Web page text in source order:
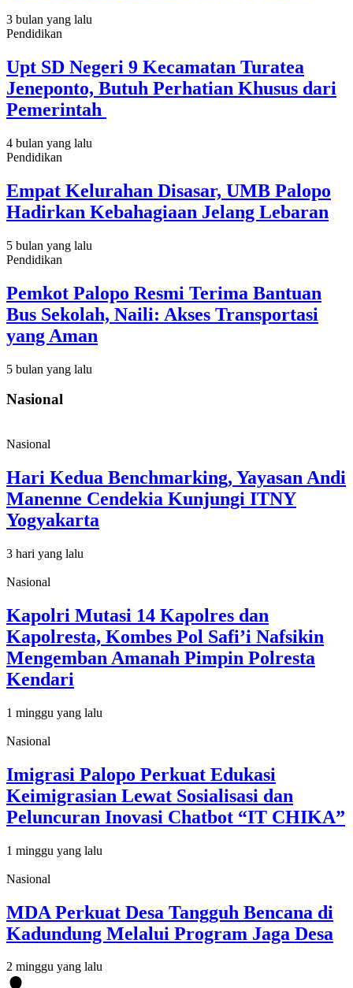
3 bulan yang lalu
Pendidikan
Upt SD Negeri 9 Kecamatan Turatea
Jeneponto, Butuh Perhatian Khusus dari
Pemerintah
4 bulan yang lalu
Pendidikan
Empat Kelurahan Disasar, UMB Palopo
Hadirkan Kebahagiaan Jelang Lebaran
5 bulan yang lalu
Pendidikan
Pemkot Palopo Resmi Terima Bantuan
Bus Sekolah, Naili: Akses Transportasi
yang Aman
5 bulan yang lalu
Nasional
Nasional
Hari Kedua Benchmarking, Yayasan Andi
Manenne Cendekia Kunjungi ITNY
Yogyakarta
3 hari yang lalu
Nasional
Kapolri Mutasi 14 Kapolres dan
Kapolresta, Kombes Pol Safi’i Nafsikin
Mengemban Amanah Pimpin Polresta
Kendari
1 minggu yang lalu
Nasional
Imigrasi Palopo Perkuat Edukasi
Keimigrasian Lewat Sosialisasi dan
Peluncuran Inovasi Chatbot “IT CHIKA”
1 minggu yang lalu
Nasional
MDA Perkuat Desa Tangguh Bencana di
Kadundung Melalui Program Jaga Desa
2 minggu yang lalu